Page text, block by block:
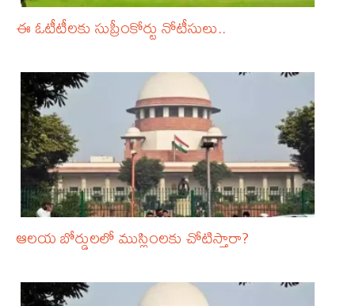
ఈ ఓటీటీలకు సుప్రీంకోర్టు నోటీసులు..
ఆలయ బోర్డులలో ముస్లింలకు చోటిస్తారా?